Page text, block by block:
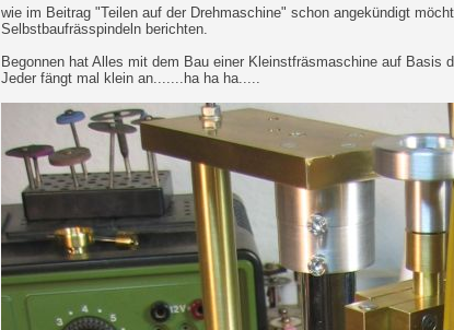
wie im Beitrag "Teilen auf der Drehmaschine" schon angekündigt
Selbstbaufrässpindeln berichten.
Begonnen hat Alles mit dem Bau einer Kleinstfräsmaschine auf
Jeder fängt mal klein an.......ha ha ha.....